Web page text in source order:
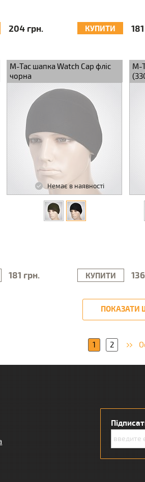
204 грн. КУПИТИ
M-Tac шапка Watch Cap фліс
чорна
Немає в наявності
181 грн. КУПИТИ
M-
ПОКАЗАТИ
1 2